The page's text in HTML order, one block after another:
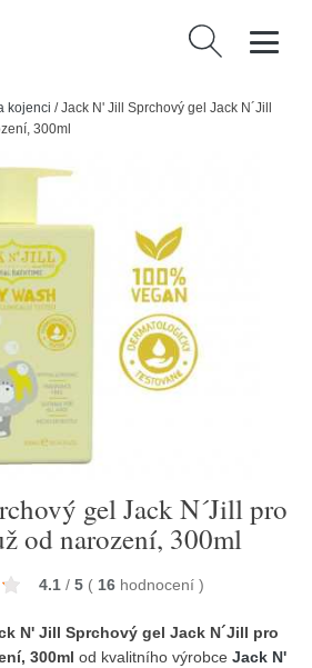
Vyhledávání
kojenci /Jack N' Jill Sprchový gel Jack N´Jill
300ml
gel Jack N´Jill pro
od narození, 300ml
4.1 / 5 ( 16 hodnocení )
N' Jill Sprchový gel Jack N´Jill pro
300ml od kvalitního výrobce Jack N'